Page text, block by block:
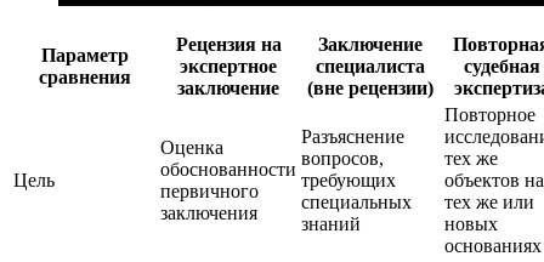
Параметр
сравнения
Рецензия на
экспертное
заключение
Заключение
специалиста
(вне рецензии)
судебная
Цель
Оценка
обоснованности
первичного
заключения
Разъяснение
вопросов,
требующих
специальных
знаний
Повторное
тех же
объектов на
тех же или
новых
основаниях